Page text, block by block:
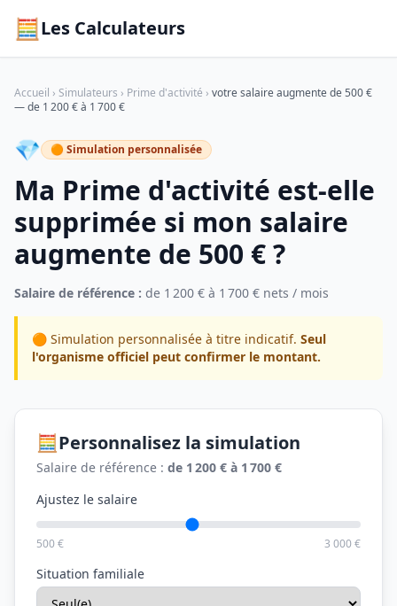
🧮Les Calculateurs
Accueil › Simulateurs › Prime d'activité › votre salaire augmente de 500 €
— de 1 200 € à 1 700 €
💎 🟠 Simulation personnalisée
Ma Prime d'activité est-elle
supprimée si mon salaire
augmente de 500 € ?
Salaire de référence : de 1 200 € à 1 700 € nets / mois
🟠 Simulation personnalisée à titre indicatif. Seul
l'organisme officiel peut confirmer le montant.
🧮Personnalisez la simulation
Salaire de référence : de 1 200 € à 1 700 €
Ajustez le salaire
500 € 3 000 €
Situation familiale